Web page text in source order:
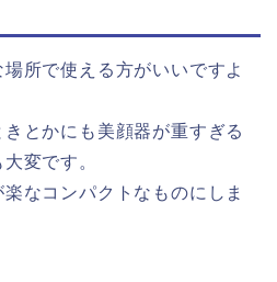
所で使える方がいいですよ
とかにも美顔器が重すぎる
変です。
なコンパクトなものにしま